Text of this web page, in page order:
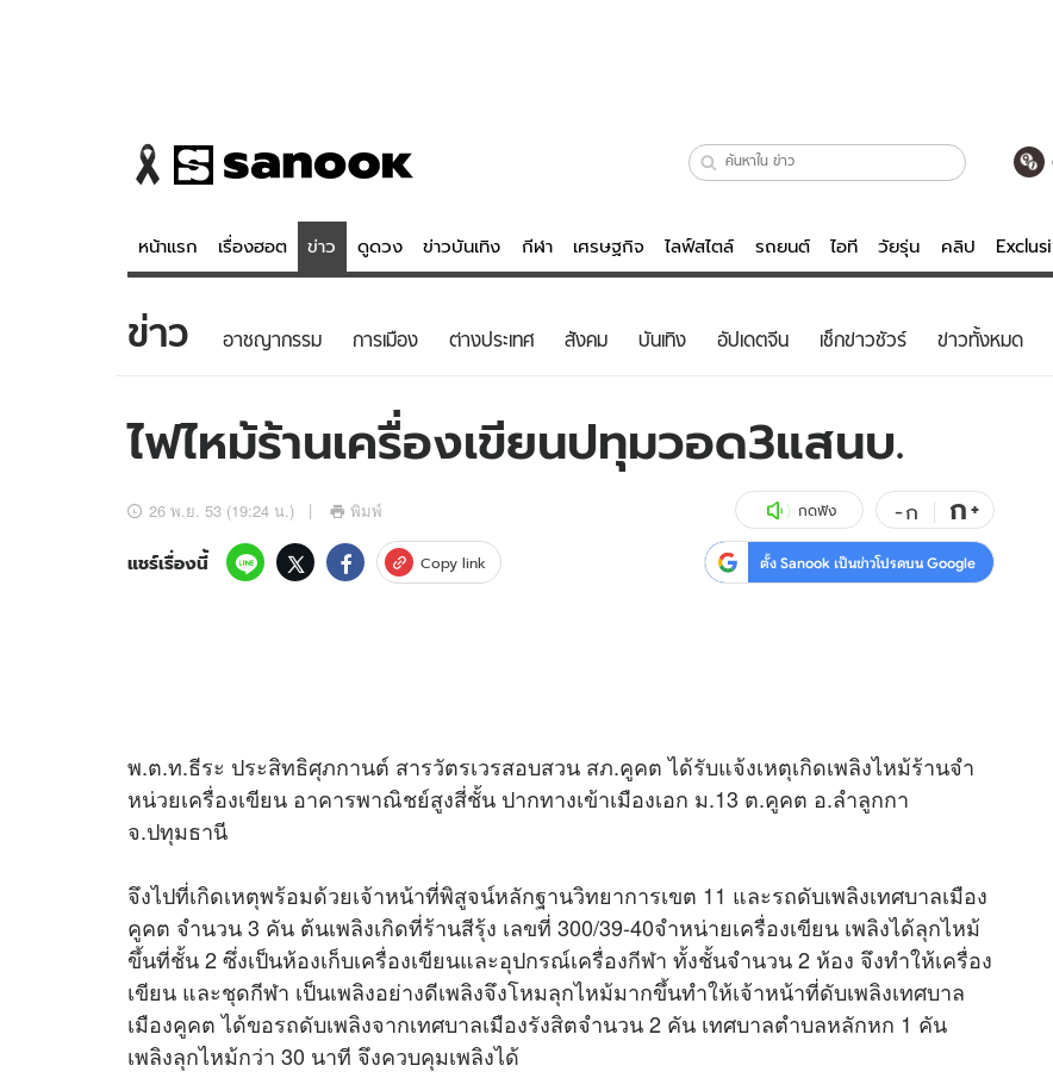
หน้าแรก เรื่องฮอต ข่าว ดูดวง ข่าวบันเทิง กีฬา เศรษฐกิจ ไลฟ์สไตล์ รถยนต์ ไอที วัยรุ่น คลิป
ข่าว
ข่าวบันเทิง
อัปเดตจีน
ดูดวง - ตรวจหวย
สถิติหวยไทย
ไลฟ์สไตล์
วัยรุ่น
รถยนต์
สุขภาพ
บันเทิงค
คลิป
พอดแคสต์
ดูทีวี
ดาวน์โหลดสนุกแอปฟรี ติดตามสนุกโซเชียลได้ที่
สงวนลิขสิทธิ์ © บริษัท อิมเมจ ฟิวเจอร์ (ประเทศไทย) จำกัด
ข่าว อาชญากรรม การเมือง ต่างประเทศ สังคม บันเทิง อัปเดตจีน เช็กข่าวชัวร์ ข่าวทั้งหมด
ไฟไหม้ร้านเครื่องเขียนปทุมวอด3แสนบ.
26 พ.ย. 53 (19:24 น.) พิมพ์ กดฟัง -ก ก+
แชร์เรื่องนี้ Copy link ตั้ง Sanook เป็นข่าวโปรดบน Google
พ.ต.ท.ธีระ ประสิทธิศุภกานต์ สารวัตรเวรสอบสวน สภ.คูคต ได้รับแจ้งเหตุเกิดเพลิงไหม้ร้านจำ
หน่วยเครื่องเขียน อาคารพาณิชย์สูงสี่ชั้น ปากทางเข้าเมืองเอก ม.13 ต.คูคต อ.ลำลูกกา
จ.ปทุมธานี
จึงไปที่เกิดเหตุพร้อมด้วยเจ้าหน้าที่พิสูจน์หลักฐานวิทยาการเขต 11 และรถดับเพลิงเทศบาลเมือง
คูคต จำนวน 3 คัน ต้นเพลิงเกิดที่ร้านสีรุ้ง เลขที่ 300/39-40จำหน่ายเครื่องเขียน เพลิงได้ลุกไหม้
ขึ้นที่ชั้น 2 ซึ่งเป็นห้องเก็บเครื่องเขียนและอุปกรณ์เครื่องกีฬา ทั้งชั้นจำนวน 2 ห้อง จึงทำให้เครื่อง
เขียน และชุดกีฬา เป็นเพลิงอย่างดีเพลิงจึงโหมลุกไหม้มากขึ้นทำให้เจ้าหน้าที่ดับเพลิงเทศบาล
เมืองคูคต ได้ขอรถดับเพลิงจากเทศบาลเมืองรังสิตจำนวน 2 คัน เทศบาลตำบลหลักหก 1 คัน
เพลิงลุกไหม้กว่า 30 นาที จึงควบคุมเพลิงได้